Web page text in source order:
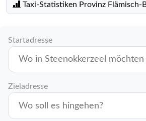
Taxi-Statistiken Provinz Flämisch-
Startadresse
Zieladresse